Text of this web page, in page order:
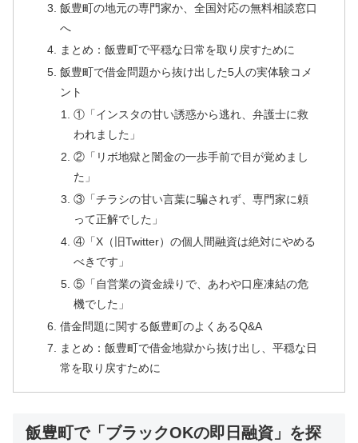
飯豊町の地元の専門家か、全国対応の無料相談窓口
へ
まとめ：飯豊町で平穏な日常を取り戻すために
飯豊町で借金問題から抜け出した5人の実体験コメ
ント
①「インスタの甘い誘惑から逃れ、弁護士に救
われました」
②「リボ地獄と闇金の一歩手前で目が覚めまし
た」
③「チラシの甘い言葉に騙されず、専門家に頼
って正解でした」
④「X（旧Twitter）の個人間融資は絶対にやめる
べきです」
⑤「自営業の資金繰りで、あわや口座凍結の危
機でした」
借金問題に関する飯豊町のよくあるQ&A
まとめ：飯豊町で借金地獄から抜け出し、平穏な日
常を取り戻すために
飯豊町で「ブラックOKの即日融資」を探